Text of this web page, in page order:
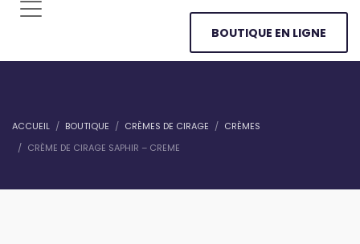
BOUTIQUE EN LIGNE
ACCUEIL BOUTIQUE CRÈMES DE CIRAGE
CRÈMES
CRÈME DE CIRAGE SAPHIR – CREME